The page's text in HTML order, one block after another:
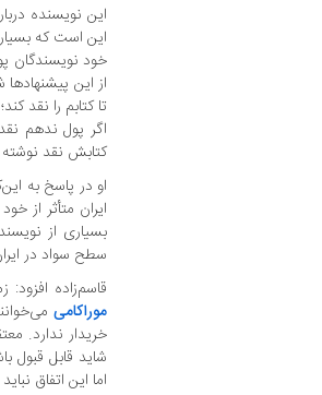
این نویسنده
این است که
خود نویسندگان
از این
تا کتابم را نقد
اگر پول ندهم
کتابش نقد
او در پاسخ به
ایران متأثر از
بسیاری از
سطح سواد در
قاسم‌زاده افزود:
موراکامی
خریدار ندارد.
شاید قابل قبول
اما این اتفاق